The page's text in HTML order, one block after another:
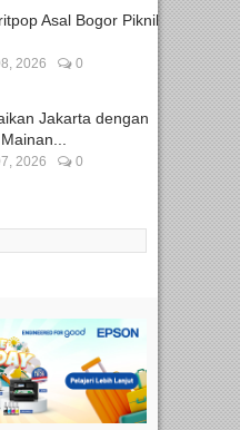
Asal Bogor Piknik
2026 0
Jakarta dengan
2026 0